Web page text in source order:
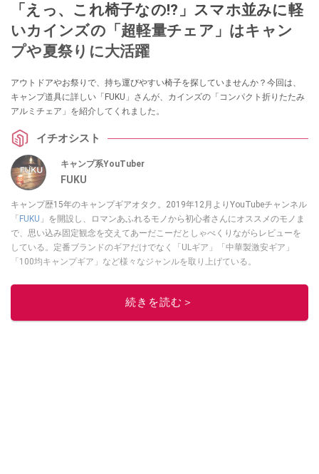
「えっ、これ椅子なの!?」スマホ並みに軽
いカインズの「超軽量チェア」はキャン
プや夏祭りに大活躍
アウトドアやお祭りで、持ち運びやすい椅子を探していませんか？今回は、
キャンプ道具に詳しい「FUKU」さんが、カインズの「コンパクト折りたたみ
アルミチェア」を紹介してくれました。
イチオシスト
キャンプ系YouTuber
FUKU
キャンプ歴15年のキャンプギアオタク。2019年12月よりYouTubeチャンネル
「 FUKU 」を開設し、ロマンあふれるモノから初心者さんにオススメのモノま
で、思い込み固定観念を交えてあーだこーだとしゃべくりながらレビューを
している。定番ブランドのギアだけでなく「ULギア」「中華製激安ギア」
「100均キャンプギア」など様々なジャンルを取り上げている。
このイチオシストの他の記事を読む
続きを読む＞